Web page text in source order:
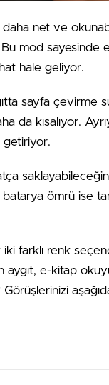
net ve
mod sayesinde
hale geliyor.
sayfa çevirme
kısalıyor.
getiriyor.
batarya ömrü ise
iki farklı renk
e-kitap